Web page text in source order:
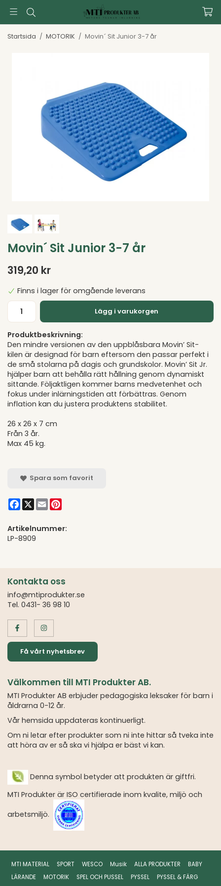
Startsida / MOTORIK / Movin´ Sit Junior 3-7 år
Movin´ Sit Junior 3-7 år
319,20 kr
Finns i lager för omgående leverans
Lägg i varukorgen
Produktbeskrivning:
Den mindre versionen av den uppblåsbara Movin’ Sit-
kilen är designad för barn eftersom den passar perfekt i
de små stolarna på dagis och grundskolor. Movin’ Sit Jr.
hjälper barn att behålla rätt hållning genom dynamiskt
sittande. Följaktligen kommer barns medvetenhet och
fokus under inlärningstiden att förbättras. Genom
inflation kan du justera produktens stabilitet.
26 x 26 x 7 cm
Från 3 år.
Max 45 kg.
Spara som favorit
Facebook
X Email
Artikelnummer:
LP-8909
Kontakta oss
info@mtiprodukter.se
Tel. 0431- 36 98 10
Få vårt nyhetsbrev
Välkommen till MTI Produkter AB.
MTI Produkter AB erbjuder pedagogiska leksaker för barn i
åldrarna 0-12 år.
Vår hemsida uppdateras kontinuerligt.
Om ni letar efter produkter som ni inte hittar så tveka inte
att höra av er så ska vi hjälpa er bäst vi kan.
Denna symbol betyder att produkten är giftfri.
MTI Produkter är ISO certifierade inom kvalite, miljö och
arbetsmiljö.
MTI MATERIAL SPORT WESCO Musik ALLA PRODUKTER
BABY
LÄRANDE
MOTORIK SPEL OCH PUSSEL PYSSEL
PYSSEL & FÄRG